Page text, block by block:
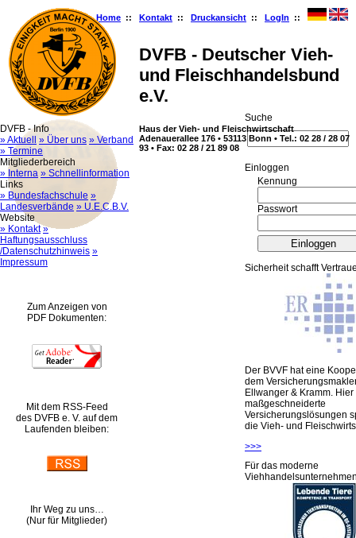
Home :: Kontakt :: Druckansicht :: LogIn ::
DVFB - Deutscher Vieh-
und Fleischhandelsbund
e.V.
Haus der Vieh- und Fleischwirtschaft
Adenauerallee 176 • 53113 Bonn • Tel.: 02 28 / 28 07
93 • Fax: 02 28 / 21 89 08
DVFB - Info
» Aktuell
» Über uns » Verband
» Termine
Mitgliederbereich
» Interna » Schnellinformation
Links
» Bundesfachschule »
Landesverbände » U.E.C.B.V.
Website
» Kontakt »
Haftungsausschluss
/Datenschutzhinweis »
Impressum
Zum Anzeigen von
PDF Dokumenten:
Mit dem RSS-Feed
des DVFB e. V. auf dem
Laufenden bleiben:
Ihr Weg zu uns…
(Nur für Mitglieder)
Suche
Ein­log­gen
Kennung
Passwort
Sicherheit schafft
Der BVVF hat eine
dem
Ellwanger & Kramm.
maßgeschneiderte
Versicherungslösungen
die Vieh- und
>>>
Für das moderne